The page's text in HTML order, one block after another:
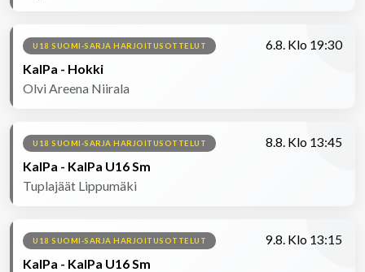
U18 SUOMI-SARJA HARJOITUSOTTELUT
6.8. Klo 19:30
KalPa - Hokki
Olvi Areena Niirala
U18 SUOMI-SARJA HARJOITUSOTTELUT
8.8. Klo 13:45
KalPa - KalPa U16 Sm
Tuplajäät Lippumäki
U18 SUOMI-SARJA HARJOITUSOTTELUT
9.8. Klo 13:15
KalPa - KalPa U16 Sm